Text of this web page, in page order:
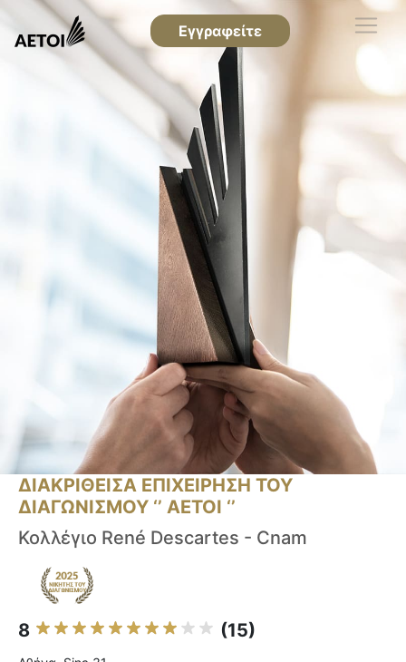
Εγγραφείτε
ΔΙΑΚΡΙΘΕΙΣΑ ΕΠΙΧΕΙΡΗΣΗ ΤΟΥ
ΔΙΑΓΩΝΙΣΜΟΥ ‘’ ΑΕΤΟΙ ‘’
Κολλέγιο René Descartes - Cnam
8 (15)